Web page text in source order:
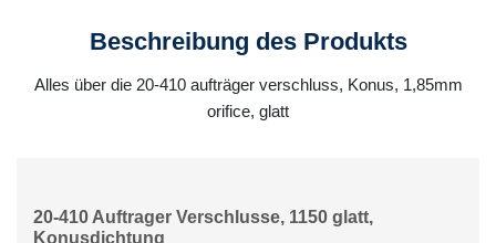
Beschreibung des Produkts
Alles über die 20-410 aufträger verschluss, Konus, 1,85mm
orifice, glatt
20-410 Auftrager Verschlusse, 1150 glatt,
Konusdichtung